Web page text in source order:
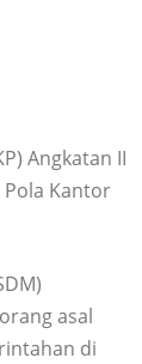
Angkatan II
Kantor
asal
di